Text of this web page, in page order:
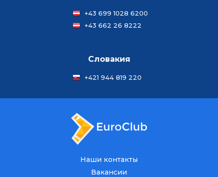
+43 699 1028 6200
+43 662 26 8222
Словакия
+421 944 819 220
Наши контакты
Вакансии